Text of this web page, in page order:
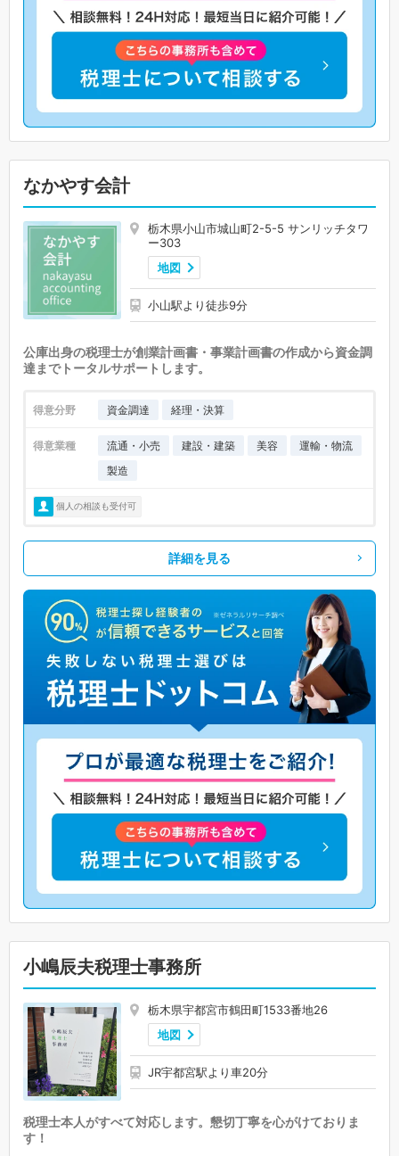
なかやす会計
栃木県小山市城山町2-5-5 サンリッチタワ
ー303
地図
小山駅より徒歩9分
公庫出身の税理士が創業計画書・事業計画書の作成から資金調
達までトータルサポートします。
得意分野 資金調達 経理・決算
得意業種 流通・小売 建設・建築 美容
運輸・物流
製造
個人の相談も受付可
詳細を見る
小嶋辰夫税理士事務所
栃木県宇都宮市鶴田町1533番地26
地図
JR宇都宮駅より車20分
税理士本人がすべて対応します。懇切丁寧を心がけておりま
す！